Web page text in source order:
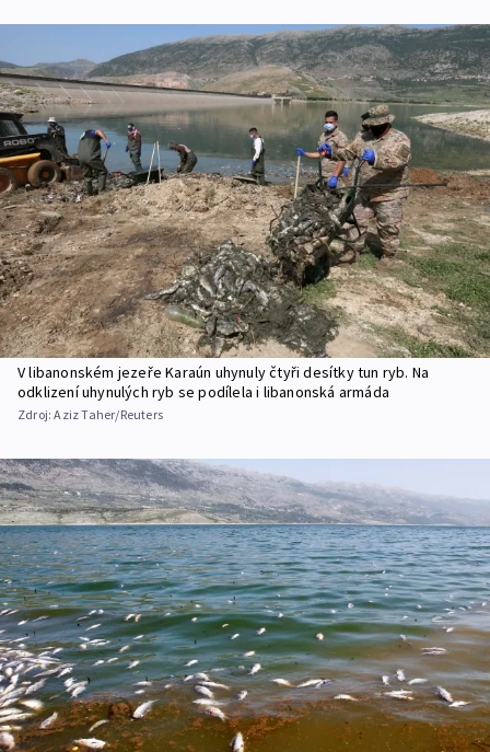
V libanonském jezeře Karaún uhynuly čtyři desítky tun ryb. Na
odklizení uhynulých ryb se podílela i libanonská armáda
Zdroj:Aziz Taher/Reuters